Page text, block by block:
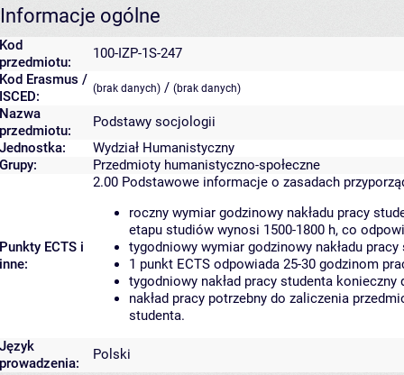
Informacje ogólne
Kod
przedmiotu:
100-IZP-1S-247
Kod Erasmus /
ISCED:
(brak danych) / (brak danych)
Nazwa
przedmiotu:
Podstawy socjologii
Jednostka:
Wydział Humanistyczny
Grupy:
Przedmioty humanistyczno-społeczne
Punkty ECTS i
inne:
2.00 Podstawowe informacje o zasadach
roczny wymiar godzinowy nakładu pracy
etapu studiów wynosi 1500-1800 h, co
tygodniowy wymiar godzinowy nakładu
1 punkt ECTS odpowiada 25-30 godzinom
tygodniowy nakład pracy studenta
nakład pracy potrzebny do zaliczenia
studenta.
Język
prowadzenia:
Polski